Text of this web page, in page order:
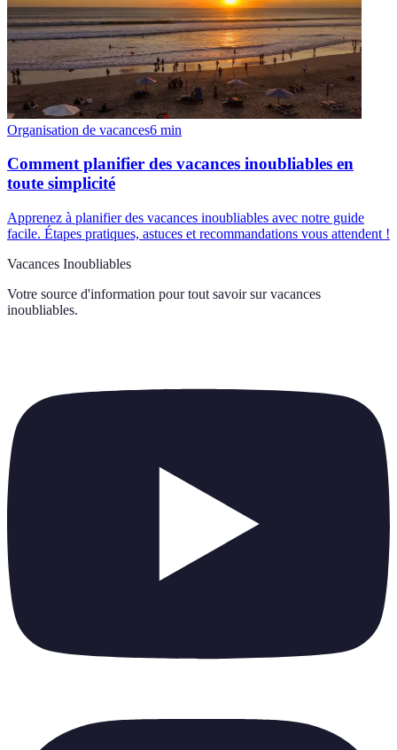
Organisation de vacances6 min
Comment planifier des vacances inoubliables en
toute simplicité
Apprenez à planifier des vacances inoubliables avec notre guide
facile. Étapes pratiques, astuces et recommandations vous attendent !
Vacances Inoubliables
Votre source d'information pour tout savoir sur vacances
inoubliables.